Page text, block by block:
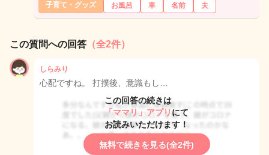
子育て・グッズ お風呂 車 名前 夫
この質問への回答 （全2件）
しらみり
心配ですね。 打撲後、意識もし…
この回答の続きは
「ママリ」アプリ にて
お読みいただけます！
無料で続きを見る(全2件)